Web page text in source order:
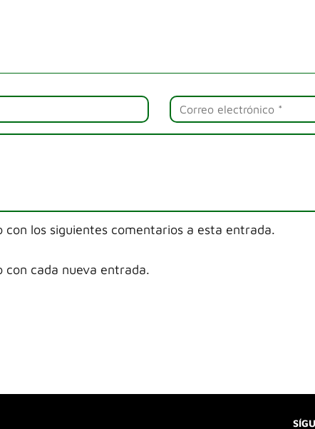
con los siguientes comentarios a esta entrada.
con cada nueva entrada.